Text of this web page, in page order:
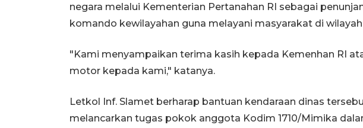
negara melalui Kementerian Pertanahan RI sebagai
komando kewilayahan guna melayani masyarakat di
"Kami menyampaikan terima kasih kepada Kemenhan RI
motor kepada kami," katanya.
Letkol Inf. Slamet berharap bantuan kendaraan dinas
melancarkan tugas pokok anggota Kodim 1710/Mimika